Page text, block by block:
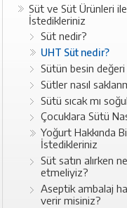
Süt ve Süt Ürünleri
İstedikleriniz
Süt nedir?
UHT Süt nedir?
Sütün besin değeri
Sütler nasıl
Sütü sıcak mı
Çocuklara Sütü
Yoğurt Hakkında
İstedikleriniz
Süt satın alırken
etmeliyiz?
Aseptik ambalaj
verir misiniz?